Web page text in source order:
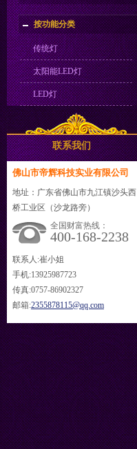
按功能分类
传统灯
太阳能LED灯
LED灯
联系我们
佛山市帝辉科技实业有限公司
地址：广东省佛山市九江镇沙头西
桥工业区（沙龙路旁）
全国财富热线：
400-168-2238
联系人:崔小姐
手机:13925987723
传真:0757-86902327
邮箱:2355878115@qq.com